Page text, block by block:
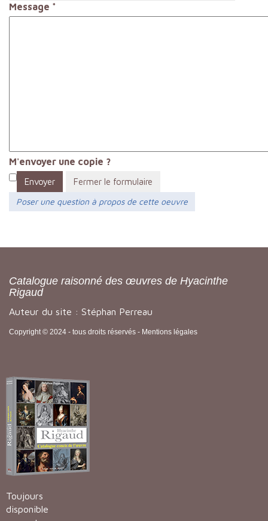
Message *
M'envoyer une copie ?
Envoyer
Fermer le formulaire
Poser une question à propos de cette oeuvre
Catalogue raisonné des œuvres de Hyacinthe
Rigaud
Auteur du site : Stéphan Perreau
Copyright © 2024 - tous droits réservés - Mentions légales
Toujours
disponible